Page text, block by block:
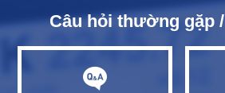
Câu hỏi thường gặp